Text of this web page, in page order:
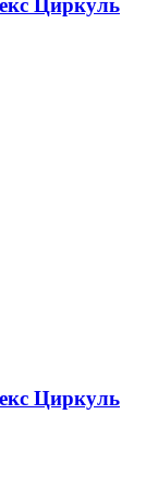
Циркуль
Циркуль